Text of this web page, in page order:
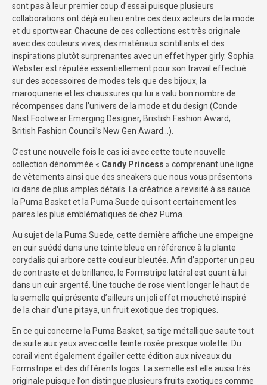
sont pas à leur premier coup d’essai puisque plusieurs
collaborations ont déjà eu lieu entre ces deux acteurs de la mode
et du sportwear. Chacune de ces collections est très originale
avec des couleurs vives, des matériaux scintillants et des
inspirations plutôt surprenantes avec un effet hyper girly. Sophia
Webster est réputée essentiellement pour son travail effectué
sur des accessoires de modes tels que des bijoux, la
maroquinerie et les chaussures qui lui a valu bon nombre de
récompenses dans l’univers de la mode et du design (Conde
Nast Footwear Emerging Designer, Bristish Fashion Award,
British Fashion Council’s New Gen Award…).
C’est une nouvelle fois le cas ici avec cette toute nouvelle
collection dénommée « Candy Princess » comprenant une ligne
de vêtements ainsi que des sneakers que nous vous présentons
ici dans de plus amples détails. La créatrice a revisité à sa sauce
la Puma Basket et la Puma Suede qui sont certainement les
paires les plus emblématiques de chez Puma.
Au sujet de la Puma Suede, cette dernière affiche une empeigne
en cuir suédé dans une teinte bleue en référence à la plante
corydalis qui arbore cette couleur bleutée. Afin d’apporter un peu
de contraste et de brillance, le Formstripe latéral est quant à lui
dans un cuir argenté. Une touche de rose vient longer le haut de
la semelle qui présente d’ailleurs un joli effet moucheté inspiré
de la chair d’une pitaya, un fruit exotique des tropiques.
En ce qui concerne la Puma Basket, sa tige métallique saute tout
de suite aux yeux avec cette teinte rosée presque violette. Du
corail vient également égailler cette édition aux niveaux du
Formstripe et des différents logos. La semelle est elle aussi très
originale puisque l’on distingue plusieurs fruits exotiques comme